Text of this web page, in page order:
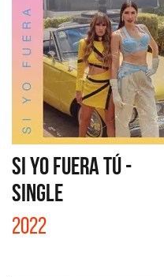
SI YO FUERA TÚ -
SINGLE
2022